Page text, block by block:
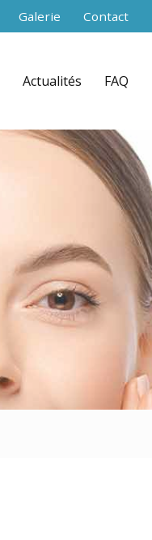
Galerie Contact
Actualités FAQ